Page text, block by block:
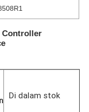
Controller
Di dalam stok